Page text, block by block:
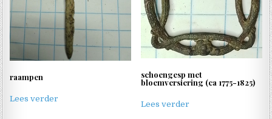
raampen
Lees verder
schoengesp met
bloemversiering (ca 1775-1825)
Lees verder